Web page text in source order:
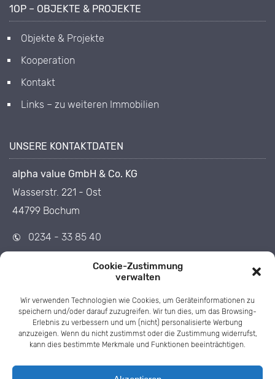
Cookie-Zustimmung
verwalten
Wir verwenden Technologien wie Cookies, um Geräteinformationen zu
speichern und/oder darauf zuzugreifen. Wir tun dies, um das Browsing-
Erlebnis zu verbessern und um (nicht) personalisierte Werbung
anzuzeigen. Wenn du nicht zustimmst oder die Zustimmung widerrufst,
kann dies bestimmte Merkmale und Funktionen beeinträchtigen.
1OP – OBJEKTE & PROJEKTE
Objekte & Projekte
Kooperation
Kontakt
Links – zu weiteren Immobilien
UNSERE KONTAKTDATEN
alpha value GmbH & Co. KG
Wasserstr. 221 - Ost
44799 Bochum
0234 - 33 85 40